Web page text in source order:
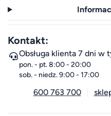
Kontakt:
Obsługa klienta 7 dni w
pon. - pt. 8:00 - 20:00
sob. - niedz. 9:00 - 17:00
600 763 700